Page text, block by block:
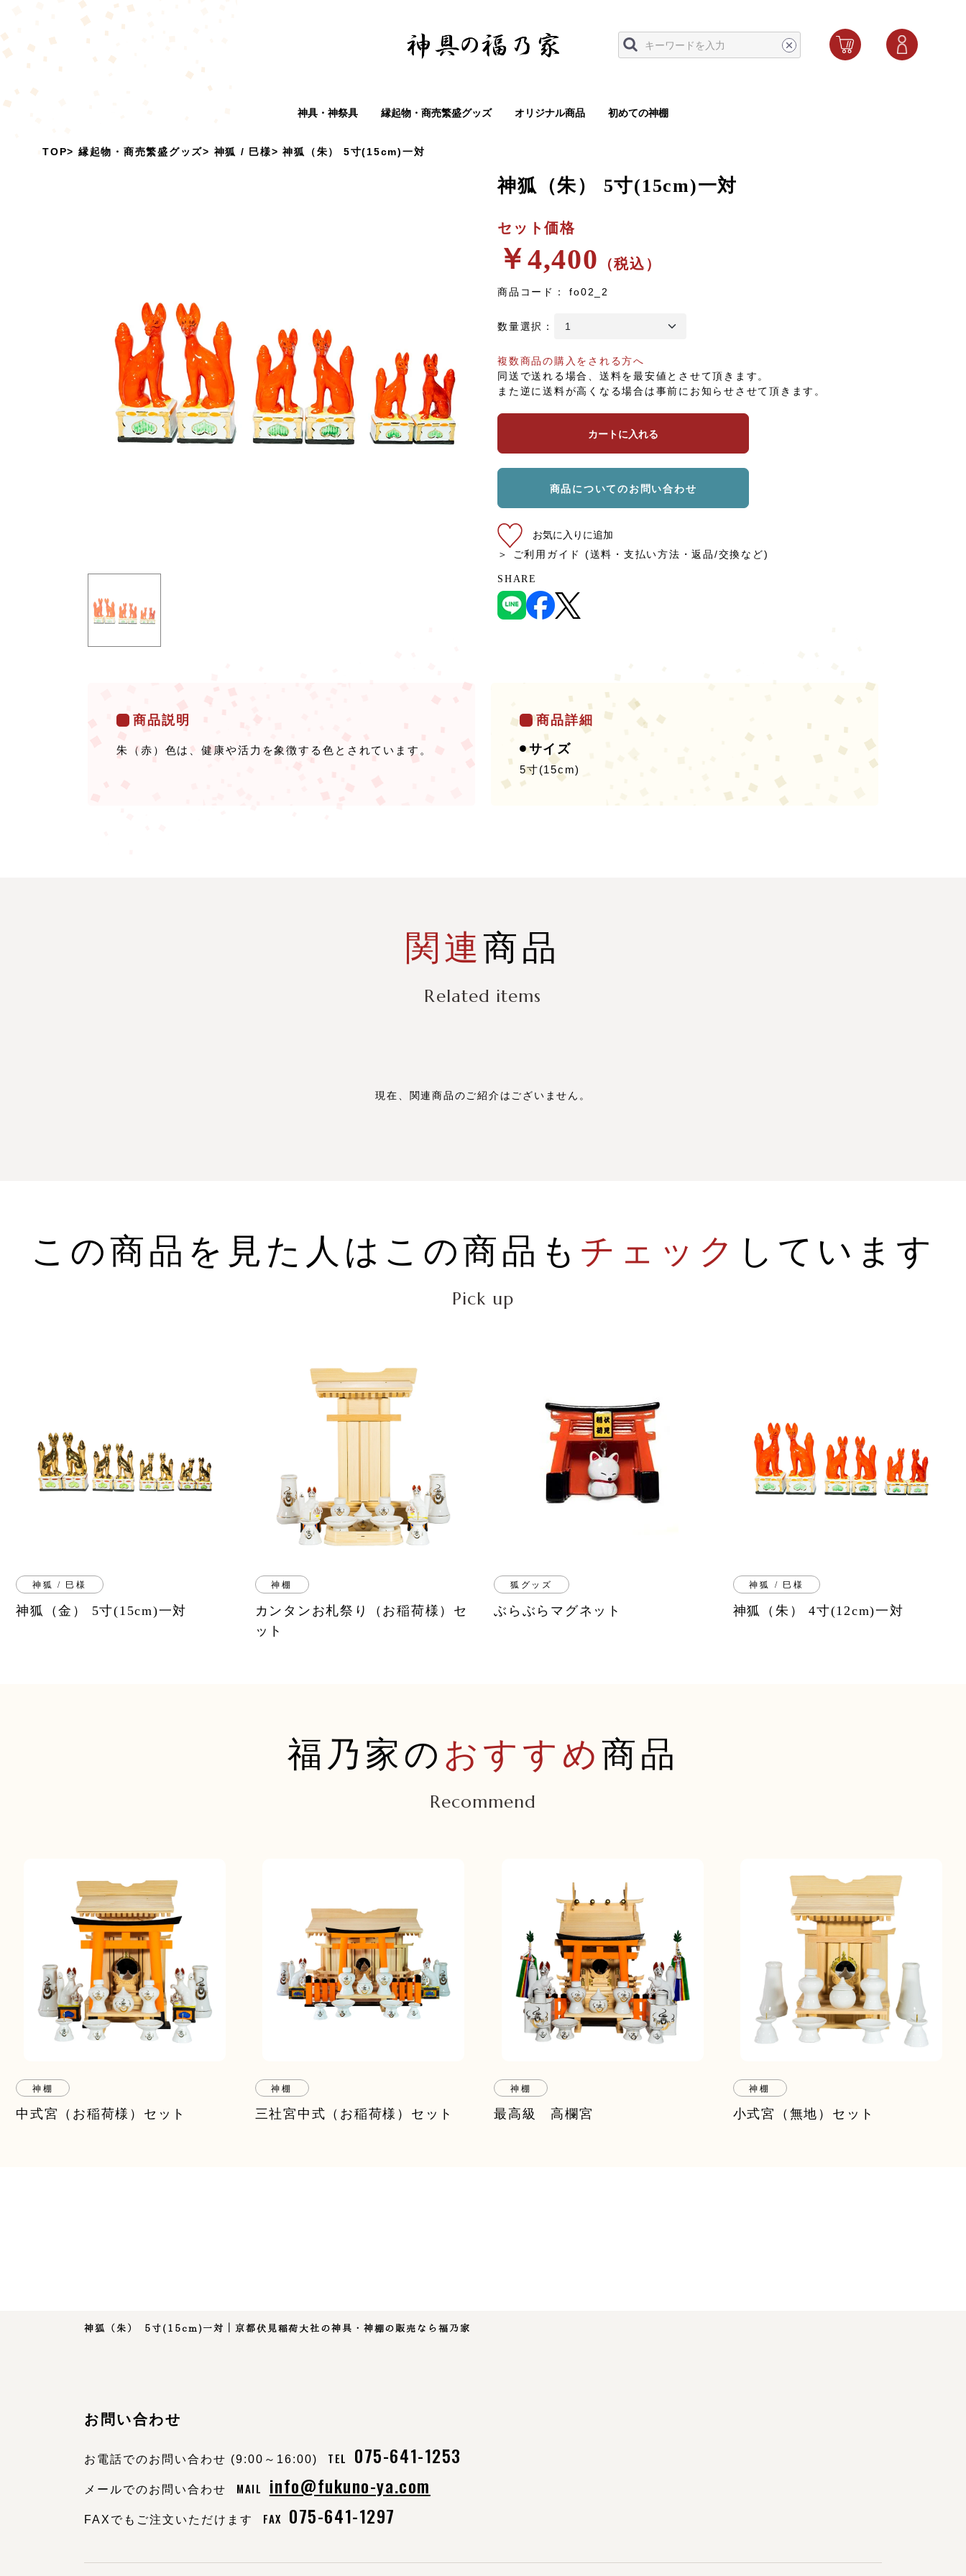
神具・神祭具 縁起物・商売繁盛グッズ オリジナル商品 初めての神棚
TOP 縁起物・商売繁盛グッズ 神狐 / 巳様 神狐（朱） 5寸(15cm)一対
神狐（朱） 5寸(15cm)一対
セット価格
￥4,400 （税込）
商品コード：fo02_2
数量選択：
複数商品の購入をされる方へ
同送で送れる場合、送料を最安値とさせて頂きます。
また逆に送料が高くなる場合は事前にお知らせさせて頂きます。
カートに入れる
商品についてのお問い合わせ
お気に入りに追加
＞ ご利用ガイド (送料・支払い方法・返品/交換など)
SHARE
商品説明
朱（赤）色は、健康や活力を象徴する色とされています。
商品詳細
サイズ
5寸(15cm)
関連商品
Related items
現在、関連商品のご紹介はございません。
この商品を見た人はこの商品も チェック しています
Pick up
神狐 / 巳様
神狐（金） 5寸(15cm)一対
神棚
カンタンお札祭り（お稲荷様）セ
ット
狐グッズ
ぶらぶらマグネット
神狐 / 巳様
神狐（朱） 4寸(12cm)一対
福乃家の おすすめ商品
Recommend
神棚
中式宮（お稲荷様）セット
神棚
三社宮中式（お稲荷様）セット
神棚
最高級 高欄宮
神棚
小式宮（無地）セット
神狐（朱） 5寸(15cm)一対｜京都伏見稲荷大社の神具・神棚の販売なら福乃家
お問い合わせ
お電話でのお問い合わせ (9:00～16:00) TEL 075-641-1253
メールでのお問い合わせ MAIL info@fukuno-ya.com
FAXでもご注文いただけます FAX 075-641-1297